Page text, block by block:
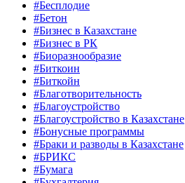
#Бесплодие
#Бетон
#Бизнес в Казахстане
#Бизнес в РК
#Биоразнообразие
#Биткоин
#Биткойн
#Благотворительность
#Благоустройство
#Благоустройство в Казахстане
#Бонусные программы
#Браки и разводы в Казахстане
#БРИКС
#Бумага